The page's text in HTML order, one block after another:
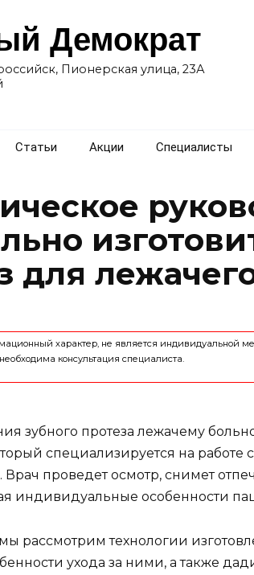
Демократ
Пионерская улица, 23А
Статьи Акции Специалисты
для
характер, не является индивидуальной
консультация специалиста.
зубного протеза лежачему
специализируется на
проведет осмотр, снимет
индивидуальные особенности
рассмотрим технологии
ухода за ними, а также